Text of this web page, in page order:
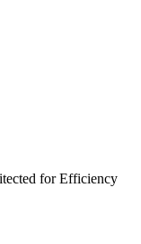
for Efficiency